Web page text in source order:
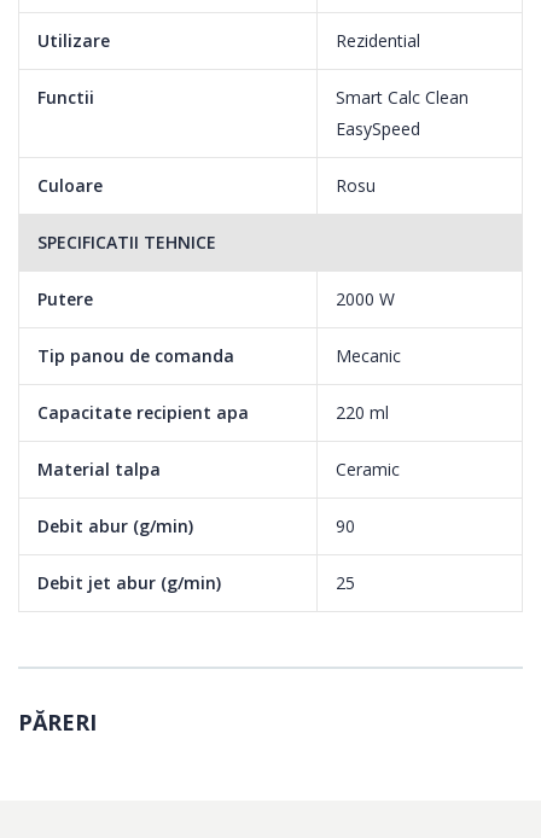
Utilizare Rezidential
Functii
Smart Calc Clean
EasySpeed
Culoare Rosu
SPECIFICATII TEHNICE
Putere 2000 W
Tip panou de comanda Mecanic
Capacitate recipient apa 220 ml
Material talpa Ceramic
Debit abur (g/min) 90
Debit jet abur (g/min) 25
PĂRERI